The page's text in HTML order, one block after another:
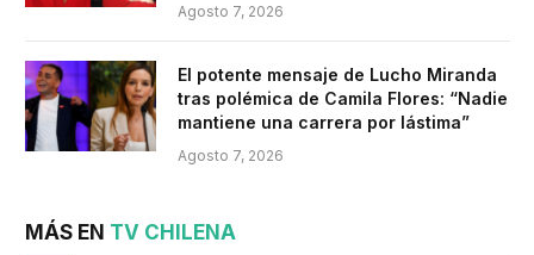
Agosto 7, 2026
El potente mensaje de Lucho Miranda
tras polémica de Camila Flores: “Nadie
mantiene una carrera por lástima”
Agosto 7, 2026
MÁS EN TV CHILENA